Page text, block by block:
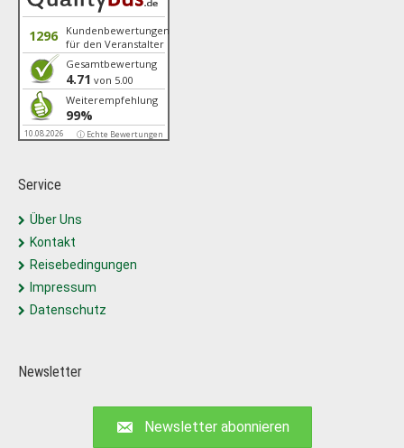
1296
Kundenbewertungen
für den Veranstalter
Gesamtbewertung
4.71 von 5.00
Weiterempfehlung
99%
10.08.2026 ⓘ Echte Bewertungen
Service
Über Uns
Kontakt
Reisebedingungen
Impressum
Datenschutz
Newsletter
Newsletter abonnieren